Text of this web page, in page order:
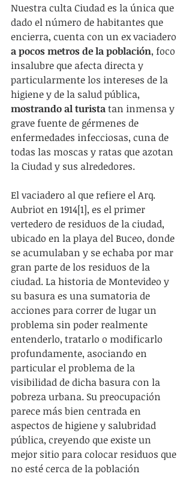
Nuestra culta Ciudad es la única que
dado el número de habitantes que
encierra, cuenta con un ex vaciadero
a pocos metros de la población, foco
insalubre que afecta directa y
particularmente los intereses de la
higiene y de la salud pública,
mostrando al turista tan inmensa y
grave fuente de gérmenes de
enfermedades infecciosas, cuna de
todas las moscas y ratas que azotan
la Ciudad y sus alrededores.
El vaciadero al que refiere el Arq.
Aubriot en 1914[1], es el primer
vertedero de residuos de la ciudad,
ubicado en la playa del Buceo, donde
se acumulaban y se echaba por mar
gran parte de los residuos de la
ciudad. La historia de Montevideo y
su basura es una sumatoria de
acciones para correr de lugar un
problema sin poder realmente
entenderlo, tratarlo o modificarlo
profundamente, asociando en
particular el problema de la
visibilidad de dicha basura con la
pobreza urbana. Su preocupación
parece más bien centrada en
aspectos de higiene y salubridad
pública, creyendo que existe un
mejor sitio para colocar residuos que
no esté cerca de la población